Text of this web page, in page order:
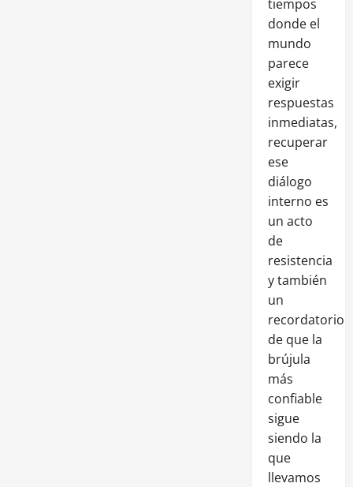
tiempos
donde el
mundo
parece
exigir
respuestas
inmediatas,
recuperar
ese
diálogo
interno es
un acto
de
resistencia
y también
un
recordatorio
de que la
brújula
más
confiable
sigue
siendo la
que
llevamos